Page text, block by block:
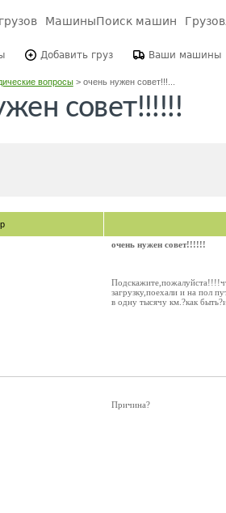
МашиныПоиск машин
Добавить груз Ваши машины
вопросы> очень нужен совет!!!...
совет!!!!!!
очень нужен совет!!!!!!
загрузку,поехали и на пол
в одну тысячу км.?как
Причина?